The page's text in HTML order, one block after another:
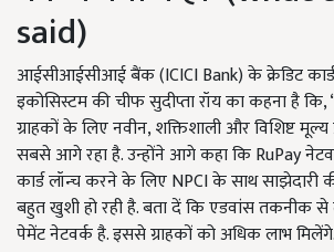
said)
आईसीआईसीआई बैंक (ICICI Bank) के क्रेडिट
इकोसिस्टम की चीफ सुदीप्ता रॉय का कहना है
ग्राहकों के लिए नवीन, शक्तिशाली और विशिष्ट
सबसे आगे रहा है. उन्होंने आगे कहा कि RuPay
कार्ड लॉन्च करने के लिए NPCI के साथ साझेदारी
बहुत खुशी हो रही है. बता दें कि एडवांस तकनीक
पेमेंट नेटवर्क है. इससे ग्राहकों को अधिक लाभ मिलेंगे.